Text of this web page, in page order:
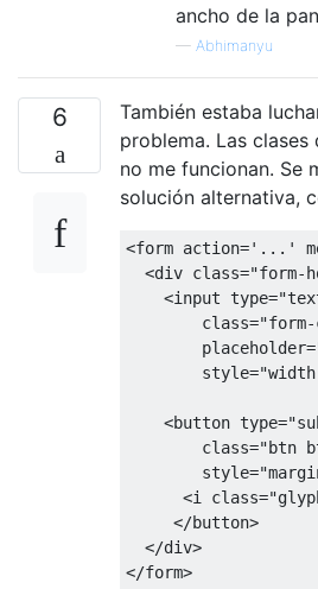
ancho de la
— Abhimanyu
6
También estaba
problema. Las
no me funcionan. Se
solución alternativa,
<form action='...'
<div class="form-
<input type=
class=
placeholder=
style="width
<button type=
class="btn
style="
<i
class=
</button>
</div>
</form>